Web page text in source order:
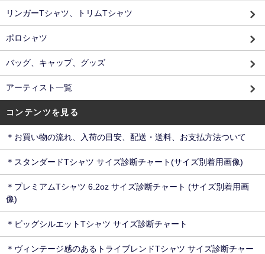
リンガーTシャツ、トリムTシャツ
ポロシャツ
バッグ、キャップ、グッズ
アーティスト一覧
コンテンツを見る
＊お買い物の流れ、入荷の目安、配送・送料、お支払方法ついて
＊スタンダードTシャツ サイズ診断チャート(サイズ別着用画像)
＊プレミアムTシャツ 6.2oz サイズ診断チャート (サイズ別着用画
像)
＊ビッグシルエットTシャツ サイズ診断チャート
＊ヴィンテージ感のあるトライブレンドTシャツ サイズ診断チャー